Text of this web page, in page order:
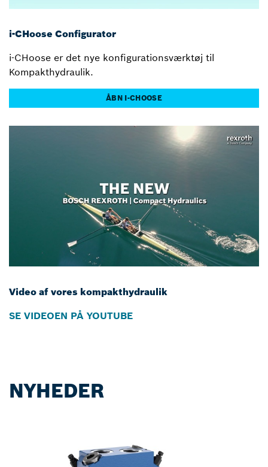
i-CHoose Configurator
i-CHoose er det nye konfigurationsværktøj til
Kompakthydraulik.
ÅBN I-CHOOSE
Video af vores kompakthydraulik
SE VIDEOEN PÅ YOUTUBE
NYHEDER